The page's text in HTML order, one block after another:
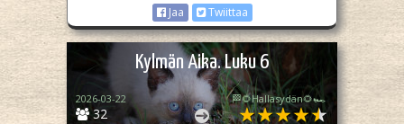
Jaa
Twiittaa
Kylmän Aika. Luku 6
32
2026-03-22 🏁🌻Hallasydän🌻🏎️